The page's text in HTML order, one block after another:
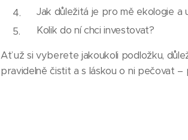
Jak důležitá je pro mě ekologie a
Kolik do ní chci investovat?
Ať už si vyberete jakoukoli podložku,
pravidelně čistit a s láskou o ni pečovat –